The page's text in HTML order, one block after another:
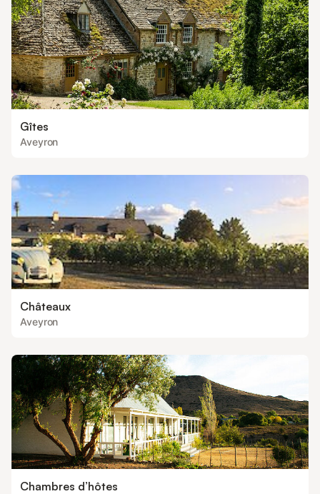
Gîtes
Aveyron
Châteaux
Aveyron
Chambres d’hôtes